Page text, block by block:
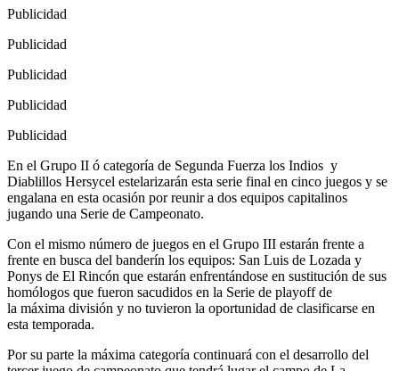
Publicidad
Publicidad
Publicidad
Publicidad
Publicidad
En el Grupo II ó categoría de Segunda Fuerza los Indios y
Diablillos Hersycel estelarizarán esta serie final en cinco juegos y se
engalana en esta ocasión por reunir a dos equipos capitalinos
jugando una Serie de Campeonato.
Con el mismo número de juegos en el Grupo III estarán frente a
frente en busca del banderín los equipos: San Luis de Lozada y
Ponys de El Rincón que estarán enfrentándose en sustitución de sus
homólogos que fueron sacudidos en la Serie de playoff de
la máxima división y no tuvieron la oportunidad de clasificarse en
esta temporada.
Por su parte la máxima categoría continuará con el desarrollo del